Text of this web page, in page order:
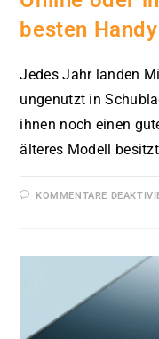
besten
Jedes Jahr landen
ungenutzt in
ihnen noch einen
älteres Modell
KOMMENTARE